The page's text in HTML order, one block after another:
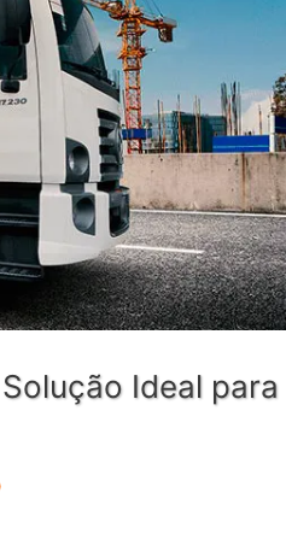
Ideal para